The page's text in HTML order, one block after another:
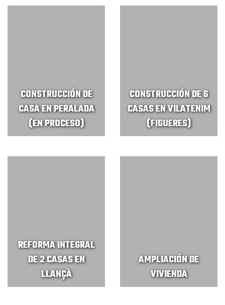
CONSTRUCCIÓN DE
CASA EN PERALADA
(EN PROCESO)
CONSTRUCCIÓN DE 6
CASAS EN VILATENIM
(FIGUERES)
REFORMA INTEGRAL
DE 2 CASAS EN
LLANÇÀ
AMPLIACIÓN DE
VIVIENDA